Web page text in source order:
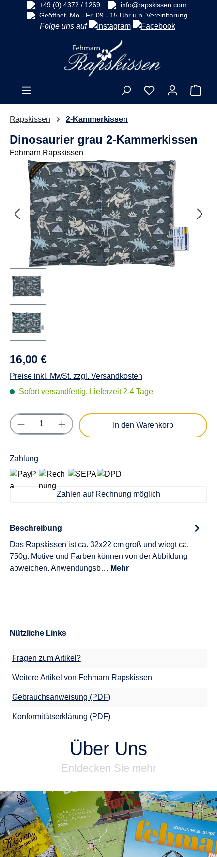
springen
+49 (0) 4372 / 1269
info@rapskissen.com
Geöffnet, Mo - Fr. 09 - 15 Uhr u.n. Vereinbarung
Folge uns auf
Rapskissen 2-Kammerkissen
Dinosaurier grau 2-Kammerkissen
Fehmarn Rapskissen
Bildergalerie überspringen
16,00 €
Preise inkl. MwSt. zzgl. Versandkosten
Sofort versandfertig, Lieferzeit 2-4 Tage
Produkt Anzahl: Gib den gewünschten
In den Warenkorb
Zahlung
Zahlen auf Rechnung möglich
Beschreibung
Das Rapskissen ist ca. 32x22 cm groß und wiegt ca.
750g. Motive und Farben können von der Abbildung
abweichen. Anwendungsb… Mehr
Nützliche Links
Fragen zum Artikel?
Weitere Artikel von Fehmarn Rapskissen
Gebrauchsanweisung (PDF)
Konformitätserklärung (PDF)
Über Uns
Entdecken Sie mehr